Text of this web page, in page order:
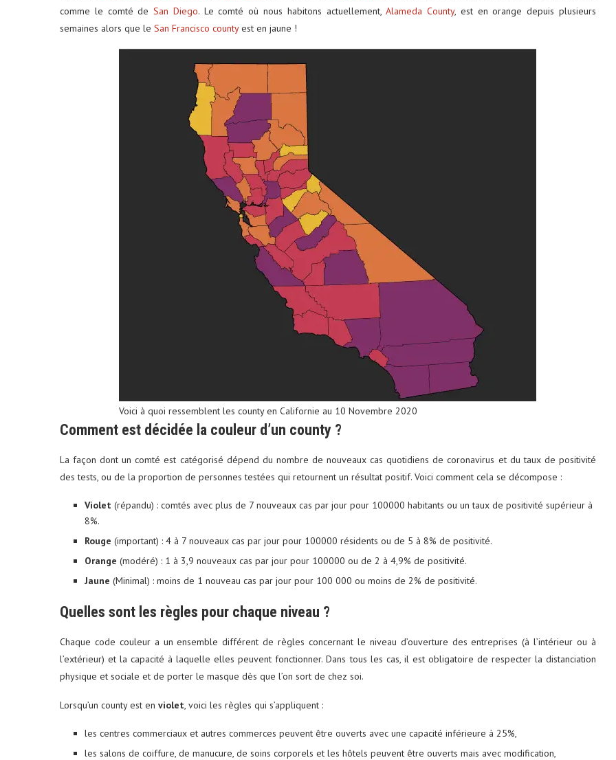
comme le comté deSan Diego. Le comté où nous habitons actuellement,Alameda County, est en orange depuis plusieurs
semaines alors que le San Francisco countyest en jaune !
Voici à quoi ressemblent les county en Californie au 10 Novembre 2020
Comment est décidée la couleur d’un county ?
La façon dont un comté est catégorisé dépend du nombre de nouveaux cas quotidiens de coronavirus et du taux de positivité
des tests, ou de la proportion de personnes testées qui retournent un résultat positif. Voici comment cela se décompose :
Violet (répandu) : comtés avec plus de 7 nouveaux cas par jour pour 100000 habitants ou un taux de positivité supérieur à
8%.
Rouge (important) : 4 à 7 nouveaux cas par jour pour 100000 résidents ou de 5 à 8% de positivité.
Orange (modéré) : 1 à 3,9 nouveaux cas par jour pour 100000 ou de 2 à 4,9% de positivité.
Jaune (Minimal) : moins de 1 nouveau cas par jour pour 100 000 ou moins de 2% de positivité.
Quelles sont les règles pour chaque niveau ?
Chaque code couleur a un ensemble différent de règles concernant le niveau d’ouverture des entreprises (à l’intérieur ou à
l’extérieur) et la capacité à laquelle elles peuvent fonctionner. Dans tous les cas, il est obligatoire de respecter la distanciation
physique et sociale et de porter le masque dès que l’on sort de chez soi.
Lorsqu’un county est en violet, voici les règles qui s’appliquent :
les centres commerciaux et autres commerces peuvent être ouverts avec une capacité inférieure à 25%,
les salons de coiffure, de manucure, de soins corporels et les hôtels peuvent être ouverts mais avec modification,
Louer une voiture aux États-Unis : 8
conseils...
4 juin 2025